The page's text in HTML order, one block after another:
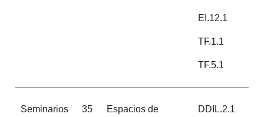
EI.12.1
TF.1.1
TF.5.1
Seminarios 35
Espacios de
DDIL.2.1